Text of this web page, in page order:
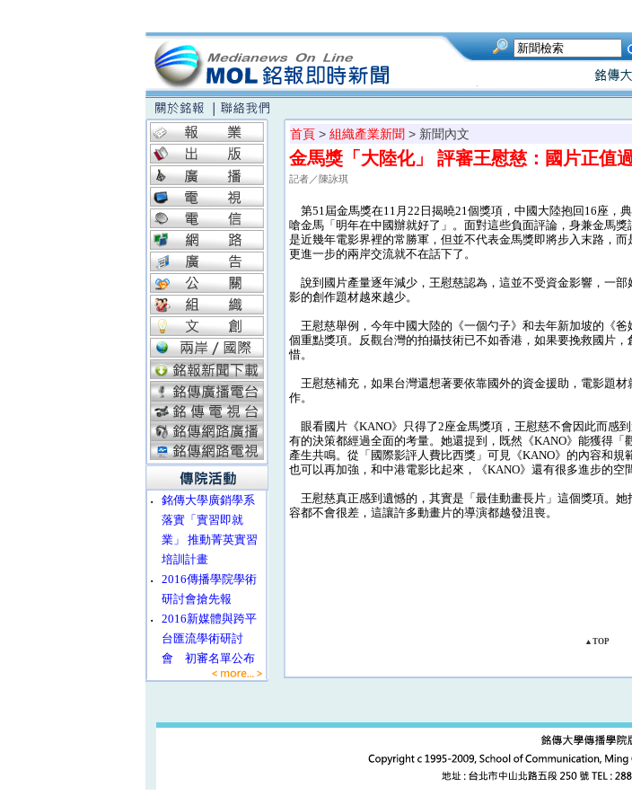
‧
銘傳大學廣銷學系
落實「實習即就
業」 推動菁英實習
培訓計畫
‧
2016傳播學院學術
研討會搶先報
‧
2016新媒體與跨平
台匯流學術研討
會 初審名單公布
首頁 > 組織產業新聞 > 新聞內文
金馬獎「大陸化」 評審王慰慈：國片正值
記者／陳詠琪
第51屆金馬獎在11月22日揭曉21個獎項，中國大陸抱回16座，
嗆金馬「明年在中國辦就好了」。面對這些負面評論，身兼金馬
是近幾年電影界裡的常勝軍，但並不代表金馬獎即將步入末路，
更進一步的兩岸交流就不在話下了。
說到國片產量逐年減少，王慰慈認為，這並不受資金影響，一
影的創作題材越來越少。
王慰慈舉例，今年中國大陸的《一個勺子》和去年新加坡的《
個重點獎項。反觀台灣的拍攝技術已不如香港，如果要挽救國片
惜。
王慰慈補充，如果台灣還想著要依靠國外的資金援助，電影題材
作。
眼看國片《KANO》只得了2座金馬獎項，王慰慈不會因此而感
有的決策都經過全面的考量。她還提到，既然《KANO》能獲得
產生共鳴。從「國際影評人費比西獎」可見《KANO》的內容和
也可以再加強，和中港電影比起來，《KANO》還有很多進步的空間
王慰慈真正感到遺憾的，其實是「最佳動畫長片」這個獎項。
容都不會很差，這讓許多動畫片的導演都越發沮喪。
▲TOP